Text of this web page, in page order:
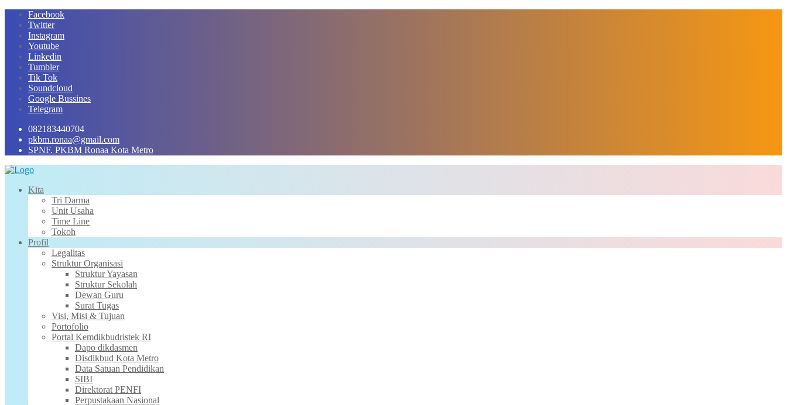
Skip
content
Facebook
Twitter
Instagram
Youtube
Linkedin
Tumbler
Tik Tok
Soundcloud
Google Bussines
Telegram
082183440704
pkbm.ronaa@gmail.com
SPNF. PKBM Ronaa Kota Metro
Kita
Tri Darma
Unit Usaha
Time Line
Tokoh
Profil
Legalitas
Struktur Organisasi
Struktur Yayasan
Struktur Sekolah
Dewan Guru
Surat Tugas
Visi, Misi & Tujuan
Portofolio
Portal Kemdikbudristek RI
Dapo dikdasmen
Disdikbud Kota Metro
Data Satuan Pendidikan
SIBI
Direktorat PENFI
Perpustakaan Nasional